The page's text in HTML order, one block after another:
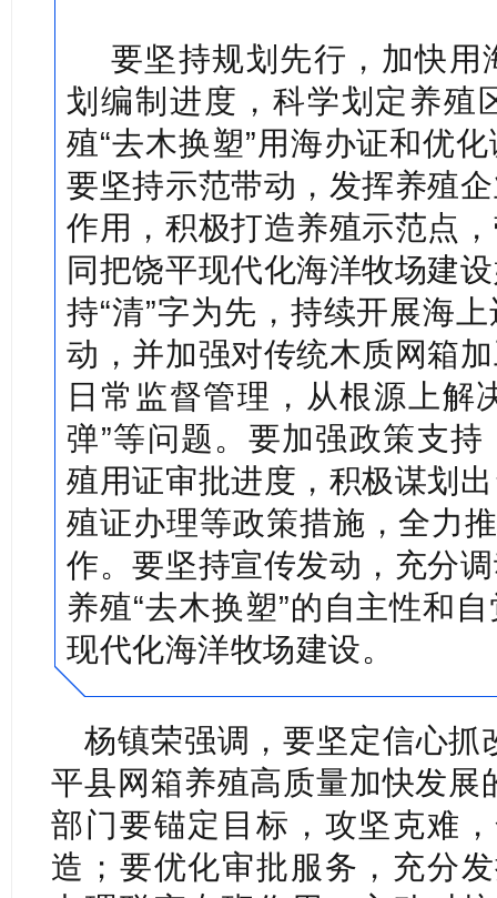
要坚持规划先行，加快
划编制进度，科学划定养殖
殖“去木换塑”用海办证和优
要坚持示范带动，发挥养殖
作用，积极打造养殖示范点
同把饶平现代化海洋牧场建
持“清”字为先，持续开展海
动，并加强对传统木质网箱
日常监督管理，从根源上解
弹”等问题。要加强政策支
殖用证审批进度，积极谋划
殖证办理等政策措施，全力
作。要坚持宣传发动，充分
养殖“去木换塑”的自主性和
现代化海洋牧场建设。
杨镇荣强调，要坚定信心抓
平县网箱养殖高质量加快发展
部门要锚定目标，攻坚克难
造；要优化审批服务，充分